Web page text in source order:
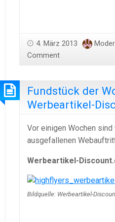
4. März 2013
Comment
Fundstück der
Werbeartikel-
Vor einigen Wochen sind
ausgefallenen
Werbeartikel-
Bildquelle: Werbeartikel-